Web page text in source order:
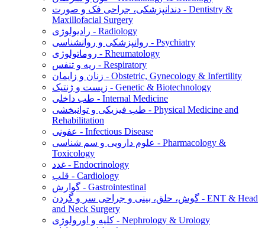
دندانپزشکی، جراحی فک و صورت - Dentistry &
Maxillofacial Surgery
رادیولوژی - Radiology
روانپزشکی و روانشناسی - Psychiatry
روماتولوژی - Rheumatology
ریه و تنفس - Respiratory
زنان و زایمان - Obstetric, Gynecology & Infertility
زیست و ژنتیک - Genetic & Biotechnology
طب داخلی - Internal Medicine
طب فیزیکی و توانبخشی - Physical Medicine and
Rehabilitation
عفونی - Infectious Disease
علوم دارویی و سم شناسی - Pharmacology &
Toxicology
غدد - Endocrinology
قلب - Cardiology
گوارش - Gastrointestinal
گوش، حلق، بینی و جراحی سر و گردن - ENT & Head
and Neck Surgery
کلیه و اورولوژی - Nephrology & Urology